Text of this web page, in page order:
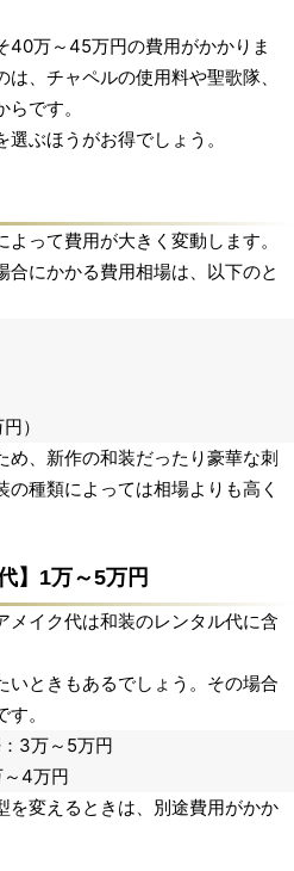
40万～45万円の費用がかかりま
、チャペルの使用料や聖歌隊、
です。
ぶほうがお得でしょう。
って費用が大きく変動します。
にかかる費用相場は、以下のと
）
め、新作の和装だったり豪華な刺
種類によっては相場よりも高く
】1万～5万円
メイク代は和装のレンタル代に含
いときもあるでしょう。その場合
。
：3万～5万円
～4万円
を変えるときは、別途費用がかか